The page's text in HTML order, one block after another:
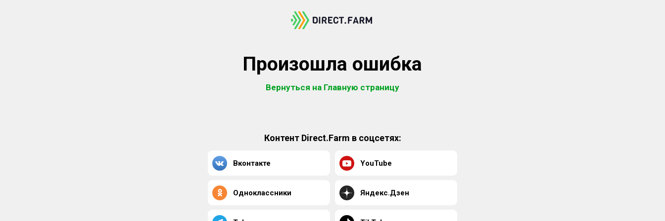
Произошла ошибка
Вернуться на Главную страницу
Контент Direct.Farm в соцсетях:
Вконтакте YouTube
Одноклассники Яндекс.Дзен